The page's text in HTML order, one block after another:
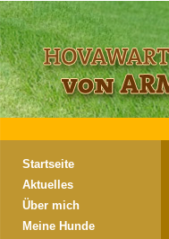
Startseite
Aktuelles
Über mich
Meine Hunde